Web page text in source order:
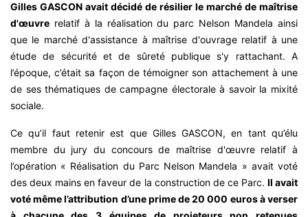
Gilles GASCON avait décidé de résilier le marché de maîtrise
d'œuvre relatif à la réalisation du parc Nelson Mandela ainsi
que le marché d'assistance à maîtrise d'ouvrage relatif à une
étude de sécurité et de sûreté publique s'y rattachant. A
l’époque, c’était sa façon de témoigner son attachement à une
de ses thématiques de campagne électorale à savoir la mixité
sociale.
Ce qu’il faut retenir est que Gilles GASCON, en tant qu’élu
membre du jury du concours de maîtrise d'œuvre relatif à
l’opération « Réalisation du Parc Nelson Mandela » avait voté
des deux mains en faveur de la construction de ce Parc. Il avait
voté même l’attribution d’une prime de 20 000 euros à verser